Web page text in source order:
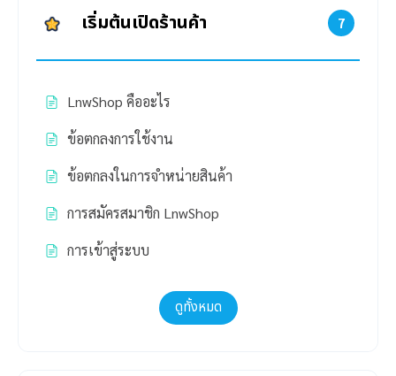
เริ่มต้นเปิดร้านค้า 7
LnwShop คืออะไร
ข้อตกลงการใช้งาน
ข้อตกลงในการจำหน่ายสินค้า
การสมัครสมาชิก LnwShop
การเข้าสู่ระบบ
ดูทั้งหมด